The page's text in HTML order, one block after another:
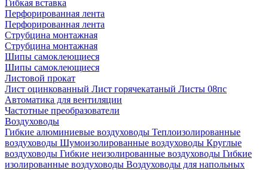
Гибкая вставка
Перфорированная лента
Перфорированная лента
Струбцина монтажная
Струбцина монтажная
Шипы самоклеющиеся
Шипы самоклеющиеся
Листовой прокат
Лист оцинкованный Лист горячекатаный Листы 08пс
Автоматика для вентиляции
Частотные преобразователи
Воздуховоды
Гибкие алюминиевые воздуховоды Теплоизолированные
воздуховоды Шумоизолированные воздуховоды Круглые
воздуховоды Гибкие неизолированные воздуховоды Гибкие
изолированные воздуховоды Воздуховоды для напольных